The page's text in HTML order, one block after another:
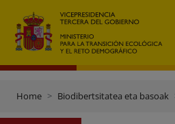
Home Biodibertsitatea eta basoak